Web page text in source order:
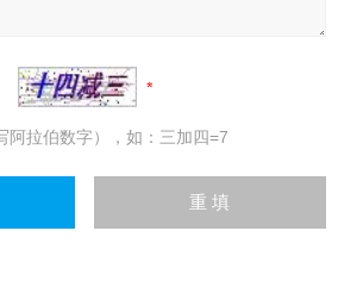
阿拉伯数字），如：三加四=7